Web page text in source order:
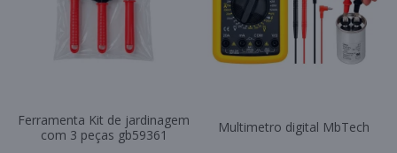
Ferramenta Kit de jardinagem
com 3 peças gb59361
Multimetro digital MbTech